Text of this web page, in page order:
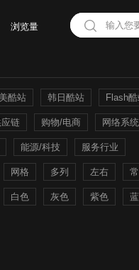
浏览量
酷站 韩日酷站 Flash
链 购物/电商 网络系统
能源/科技 服务行业
网格 多列 左右
白色 灰色 紫色